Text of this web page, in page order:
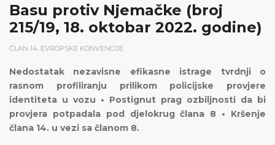
Basu protiv Njemačke (broj
215/19, 18. oktobar 2022. godine)
ČLAN 14. EVROPSKE KONVENCIJE
Nedostatak nezavisne efikasne istrage tvrdnji o
rasnom profiliranju prilikom policijske provjere
identiteta u vozu • Postignut prag ozbiljnosti da bi
provjera potpadala pod djelokrug člana 8 • Kršenje
člana 14. u vezi sa članom 8.